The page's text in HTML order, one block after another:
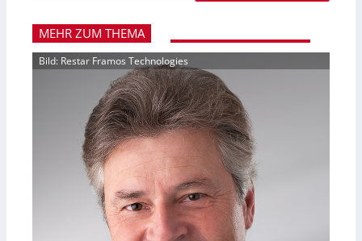
MEHR ZUM THEMA
Bild: Restar Framos Technologies